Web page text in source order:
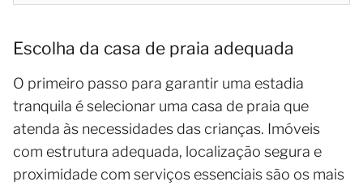
Escolha da casa de praia adequada
O primeiro passo para garantir uma estadia
tranquila é selecionar uma casa de praia que
atenda às necessidades das crianças. Imóveis
com estrutura adequada, localização segura e
proximidade com serviços essenciais são os mais